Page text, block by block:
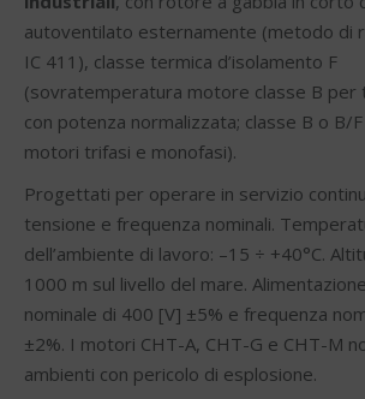
autoventilato esternamente (metodo di
IC 411), classe termica d’isolamento F
(sovratemperatura motore classe B per
con potenza normalizzata; classe B o B/
motori trifasi e monofasi).
Progettati per operare in servizio
tensione e frequenza nominali.
dell’ambiente di lavoro: –15 ÷ +40°C.
1000 m sul livello del mare.
nominale di 400 [V] ±5% e frequenza
±2%. I motori CHT-A, CHT-G e CHT-M
ambienti con pericolo di esplosione.